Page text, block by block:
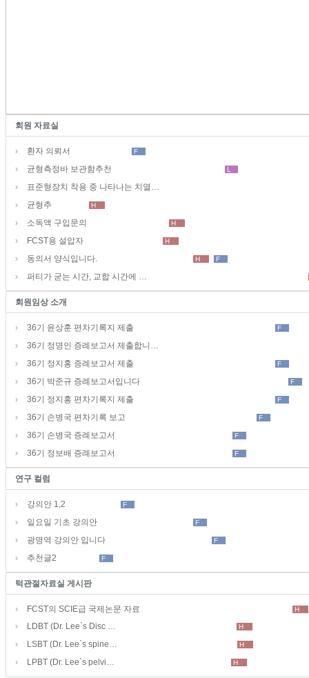
회원 자료실
› 환자 의뢰서 F
› 균형측정바 보관함추천 L
›
표준형장치 착용 중 나타나는 치열…
›
균형추 H
› 소독액 구입문의 H
› FCST용 설압자 H
› 동의서 양식입니다. H F
› 퍼티가 굳는 시간, 교합 시간에 …
회원임상 소개
› 36기 윤상훈 편차기록지 제출 F
›
36기 정명인 증례보고서 제출합니…
›
36기 정지홍 증례보고서 제출 F
› 36기 박준규 증례보고서입니다 F
› 36기 정지홍 편차기록지 제출 F
› 36기 손병국 편차기록 보고 F
› 36기 손병국 증례보고서 F
› 36기 정보배 증례보고서 F
연구 컬럼
› 강의안 1,2 F
› 일요일 기초 강의안 F
› 광명역 강의안 입니다 F
› 추천글2 F
턱관절자료실 게시판
› FCST의 SCIE급 국제논문 자료 H
› LDBT (Dr. Lee`s Disc … H
› LSBT (Dr. Lee`s spine… H
› LPBT (Dr. Lee`s pelvi… H